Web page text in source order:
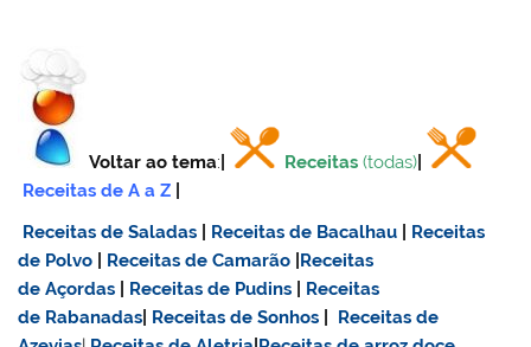
Voltar ao tema: Receitas (todas)
Receitas de A a Z
Receitas de Saladas
Receitas de Bacalhau
Receitas
de Polvo
Receitas de Camarão Receitas
de Açordas
Receitas de Pudins
Receitas
de Rabanadas Receitas de Sonhos
Receitas de